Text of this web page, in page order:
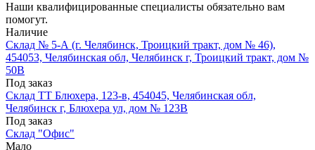
Наши квалифицированные специалисты обязательно вам
помогут.
Наличие
Склад № 5-А (г. Челябинск, Троицкий тракт, дом № 46),
454053, Челябинская обл, Челябинск г, Троицкий тракт, дом №
50В
Под заказ
Склад ТТ Блюхера, 123-в, 454045, Челябинская обл,
Челябинск г, Блюхера ул, дом № 123В
Под заказ
Склад "Офис"
Мало